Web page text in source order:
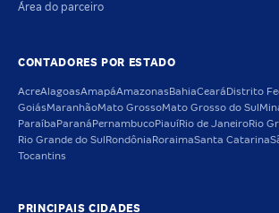
Área do parceiro
CONTADORES POR ESTADO
AcreAlagoasAmapáAmazonas BahiaCeará Distrito
GoiásMaranhãoMato GrossoMato Grosso do Sul
Paraíba Paraná PernambucoPiauíRio de JaneiroRio
Rio Grande do Sul Rondônia RoraimaSanta Catarina
Tocantins
PRINCIPAIS CIDADES